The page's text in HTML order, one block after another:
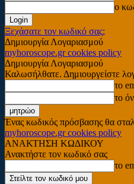
ο
Ξεχάσατε τον κωδικό σας;
Δημιουργία Λογαριασμού
myhoroscope.gr cookies policy
Δημιουργία Λογαριασμού
Καλωσήλθατε. Δημιουργείστε
το
το
Ένας κωδικός πρόσβασης θα
myhoroscope.gr cookies policy
ΑΝΑΚΤΗΣΗ ΚΩΔΙΚΟΥ
Ανακτήστε τον κωδικό σας
το